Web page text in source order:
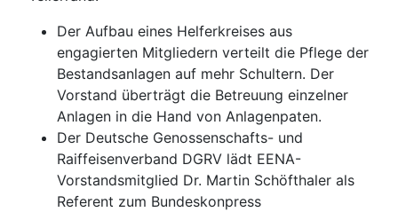
Der Aufbau eines Helferkreises aus
engagierten Mitgliedern verteilt die Pflege der
Bestandsanlagen auf mehr Schultern. Der
Vorstand überträgt die Betreuung einzelner
Anlagen in die Hand von Anlagenpaten.
Der Deutsche Genossenschafts- und
Raiffeisenverband DGRV lädt EENA-
Vorstandsmitglied Dr. Martin Schöfthaler als
Referent zum Bundeskonpress